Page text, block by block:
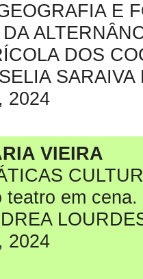
E
DOS
SARAIVA
2024
VIEIRA
em cena.
2024